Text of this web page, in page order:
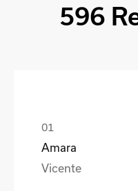
596
Amara
Vicente